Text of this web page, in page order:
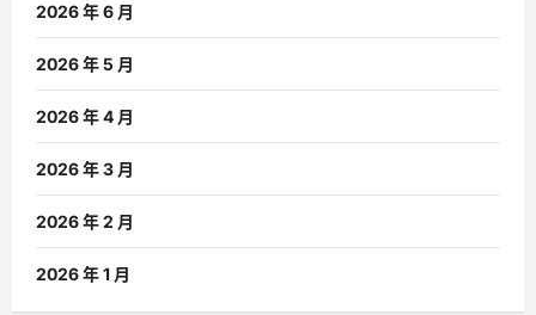
2026 年 6 月
2026 年 5 月
2026 年 4 月
2026 年 3 月
2026 年 2 月
2026 年 1 月